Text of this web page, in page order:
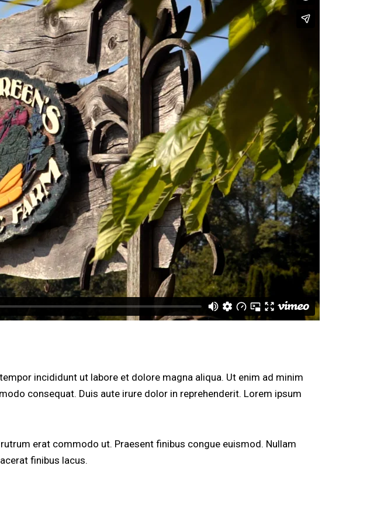
incididunt ut labore et dolore magna aliqua. Ut enim ad minim
consequat. Duis aute irure dolor in reprehenderit. Lorem ipsum
erat commodo ut. Praesent finibus congue euismod. Nullam
finibus lacus.